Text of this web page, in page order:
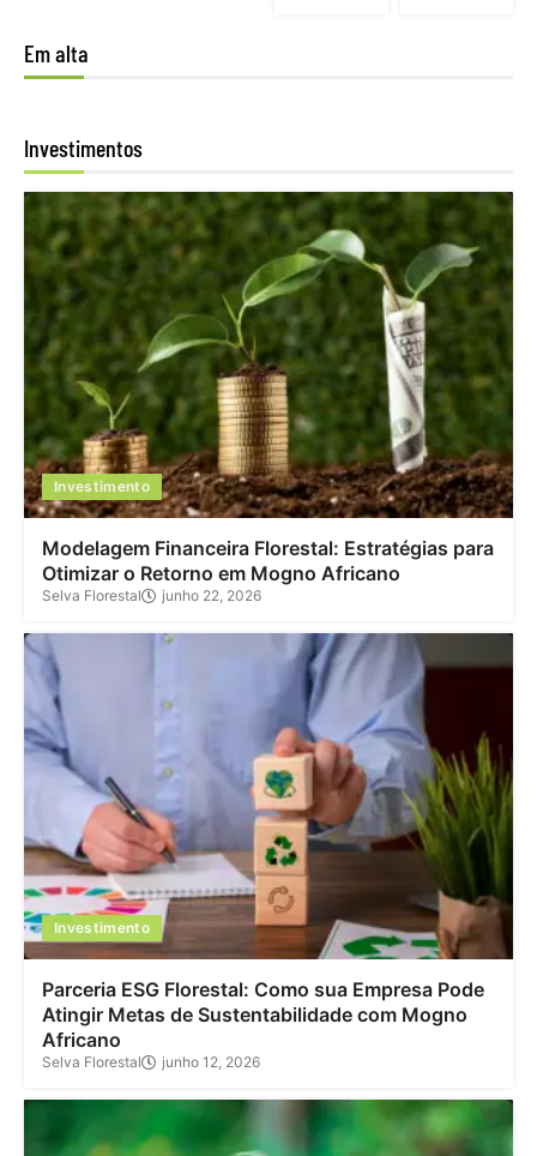
Em alta
Investimentos
Investimento
Modelagem Financeira Florestal: Estratégias para
Otimizar o Retorno em Mogno Africano
Selva Florestal junho 22, 2026
Investimento
Parceria ESG Florestal: Como sua Empresa Pode
Atingir Metas de Sustentabilidade com Mogno
Africano
Selva Florestal junho 12, 2026